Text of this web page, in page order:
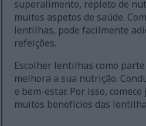
superalimento, repleto de
muitos aspetos de saúde.
lentilhas, pode facilmente
refeições.
Escolher lentilhas como
melhora a sua nutrição.
e bem-estar. Por isso,
muitos benefícios das